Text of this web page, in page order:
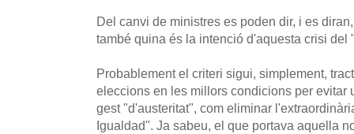
Del canvi de ministres es poden dir, i es
també quina és la intenció d'aquesta crisi del
Probablement el criteri sigui, simplement,
eleccions en les millors condicions per evitar
gest "d'austeritat", com eliminar
Igualdad". Ja sabeu, el que portava aquella